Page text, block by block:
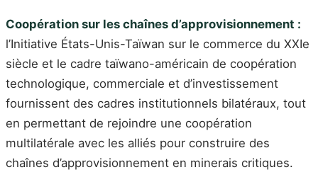
Coopération sur les chaînes d’approvisionnement :
l’Initiative États-Unis-Taïwan sur le commerce du XXIe
siècle et le cadre taïwano-américain de coopération
technologique, commerciale et d’investissement
fournissent des cadres institutionnels bilatéraux, tout
en permettant de rejoindre une coopération
multilatérale avec les alliés pour construire des
chaînes d’approvisionnement en minerais critiques.